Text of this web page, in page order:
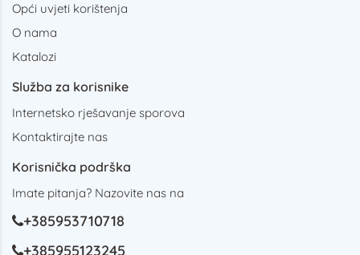
Opći uvjeti korištenja
O nama
Katalozi
Služba za korisnike
Internetsko rješavanje sporova
Kontaktirajte nas
Korisnička podrška
Imate pitanja? Nazovite nas na
+385953710718
+385955123245